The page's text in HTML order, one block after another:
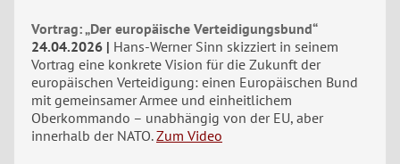
Vortrag: „Der europäische Verteidigungsbund“
24.04.2026
Hans-Werner Sinn skizziert in seinem
Vortrag eine konkrete Vision für die Zukunft der
europäischen Verteidigung: einen Europäischen Bund
mit gemeinsamer Armee und einheitlichem
Oberkommando – unabhängig von der EU, aber
innerhalb der NATO. Zum Video